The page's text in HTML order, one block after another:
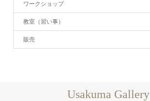
ワークショップ
教室（習い事）
販売
Usakuma Gallery